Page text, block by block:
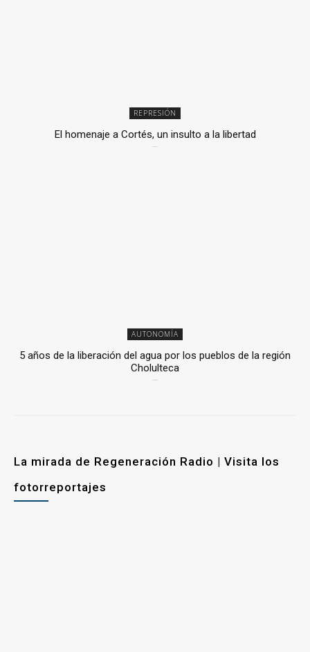
REPRESIÓN
El homenaje a Cortés, un insulto a la libertad
AUTONOMÍA
5 años de la liberación del agua por los pueblos de la región
Cholulteca
La mirada de Regeneración Radio | Visita los
fotorreportajes